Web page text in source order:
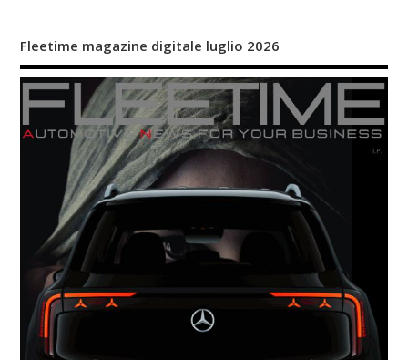
Fleetime magazine digitale luglio 2026